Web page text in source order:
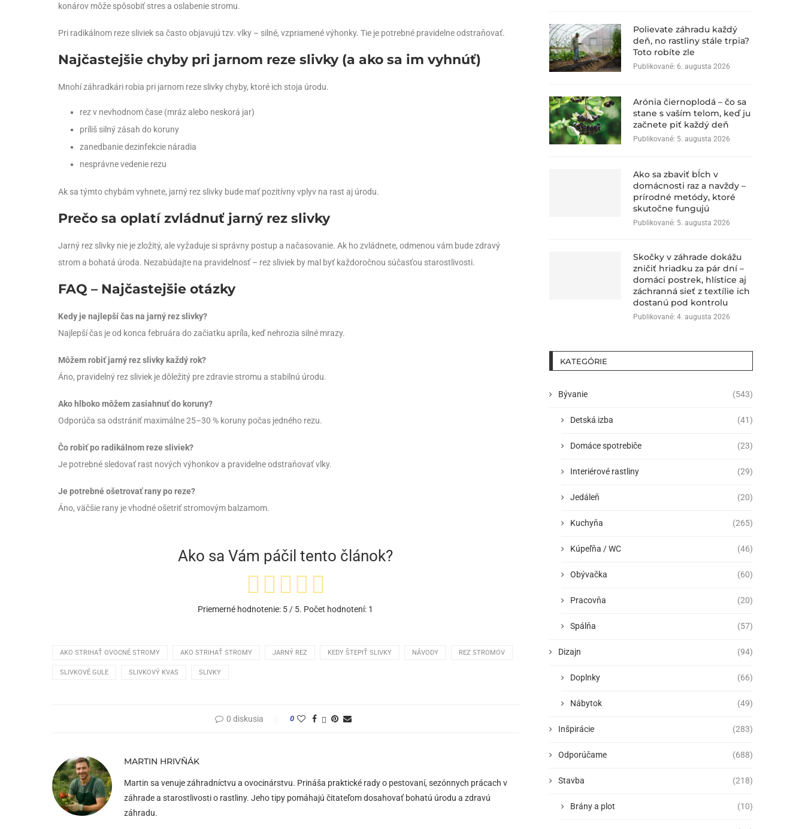
konárov môže spôsobiť stres a oslabenie stromu.
Pri radikálnom reze sliviek sa často objavujú tzv. vlky – silné, vzpriamené výhonky. Tie je potrebné pravidelne odstraňovať.
Najčastejšie chyby pri jarnom reze slivky (a ako sa im vyhnúť)
Mnohí záhradkári robia pri jarnom reze slivky chyby, ktoré ich stoja úrodu.
rez v nevhodnom čase (mráz alebo neskorá jar)
príliš silný zásah do koruny
zanedbanie dezinfekcie náradia
nesprávne vedenie rezu
Ak sa týmto chybám vyhnete, jarný rez slivky bude mať pozitívny vplyv na rast aj úrodu.
Prečo sa oplatí zvládnuť jarný rez slivky
Jarný rez slivky nie je zložitý, ale vyžaduje si správny postup a načasovanie. Ak ho zvládnete, odmenou vám bude zdravý
strom a bohatá úroda. Nezabúdajte na pravidelnosť – rez sliviek by mal byť každoročnou súčasťou starostlivosti.
FAQ – Najčastejšie otázky
Kedy je najlepší čas na jarný rez slivky?
Najlepší čas je od konca februára do začiatku apríla, keď nehrozia silné mrazy.
Môžem robiť jarný rez slivky každý rok?
Áno, pravidelný rez sliviek je dôležitý pre zdravie stromu a stabilnú úrodu.
Ako hlboko môžem zasiahnuť do koruny?
Odporúča sa odstrániť maximálne 25–30 % koruny počas jedného rezu.
Čo robiť po radikálnom reze sliviek?
Je potrebné sledovať rast nových výhonkov a pravidelne odstraňovať vlky.
Je potrebné ošetrovať rany po reze?
Áno, väčšie rany je vhodné ošetriť stromovým balzamom.
Ako sa Vám páčil tento článok?
Priemerné hodnotenie: 5/ 5. Počet hodnotení: 1
AKO STRIHAŤ OVOCNÉ STROMY AKO STRIHAŤ STROMY JARNÝ REZ KEDY ŠTEPIŤ SLIVKY NÁVODY REZ STROMOV
SLIVKOVÉ GULE SLIVKOVÝ KVAS SLIVKY
0 diskusia 0
MARTIN HRIVŇÁK
Martin sa venuje záhradníctvu a ovocinárstvu. Prináša praktické rady o pestovaní, sezónnych prácach v
záhrade a starostlivosti o rastliny. Jeho tipy pomáhajú čitateľom dosahovať bohatú úrodu a zdravú
záhradu.
Polievate záhradu každý
deň, no rastliny stále trpia?
Toto robíte zle
Publikované: 6. augusta 2026
Arónia čiernoplodá – čo sa
stane s vaším telom, keď ju
začnete piť každý deň
Publikované: 5. augusta 2026
Ako sa zbaviť bĺch v
domácnosti raz a navždy –
prírodné metódy, ktoré
skutočne fungujú
Publikované: 5. augusta 2026
Skočky v záhrade dokážu
zničiť hriadku za pár dní –
domáci postrek, hlístice aj
záchranná sieť z textílie ich
dostanú pod kontrolu
Publikované: 4. augusta 2026
KATEGÓRIE
Bývanie (543)
Detská izba (41)
Domáce spotrebiče (23)
Interiérové rastliny (29)
Jedáleň (20)
Kuchyňa (265)
Kúpeľňa / WC (46)
Obývačka (60)
Pracovňa (20)
Spálňa (57)
Dizajn (94)
Doplnky (66)
Nábytok (49)
Inšpirácie (283)
Odporúčame (688)
Stavba (218)
Brány a plot (10)